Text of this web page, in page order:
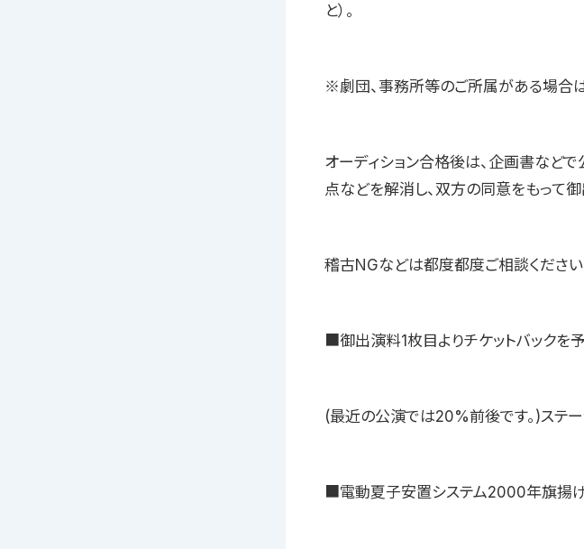
と）。
※劇団、事務所等のご所属がある場合
オーディション合格後は、企画書など
点などを解消し、双方の同意をもって
稽古NGなどは都度都度ご相談ください
■御出演料1枚目よりチケットバックを
(最近の公演では20%前後です。)ステー
■電動夏子安置システム2000年旗揚げ